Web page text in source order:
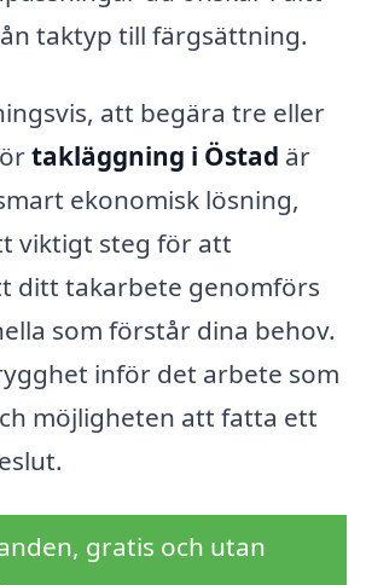
taktyp till färgsättning.
att begära tre eller
takläggning i Östad är
ekonomisk lösning,
viktigt steg för att
ditt takarbete genomförs
som förstår dina behov.
inför det arbete som
möjligheten att fatta ett
gratis och utan